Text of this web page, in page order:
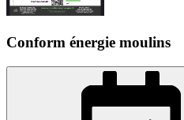
Conform énergie moulins